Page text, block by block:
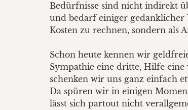
Bedürfnisse sind nicht indirekt
und bedarf einiger gedanklicher
Kosten zu rechnen, sondern als
Schon heute kennen wir
Sympathie eine dritte, Hilfe
schenken wir uns ganz einfach
Da spüren wir in einigen
lässt sich partout nicht